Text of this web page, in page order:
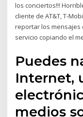
los conciertos!!!
cliente de AT&T, T-
reportar los mensajes
servicio copiando el
Puedes
Internet,
medios